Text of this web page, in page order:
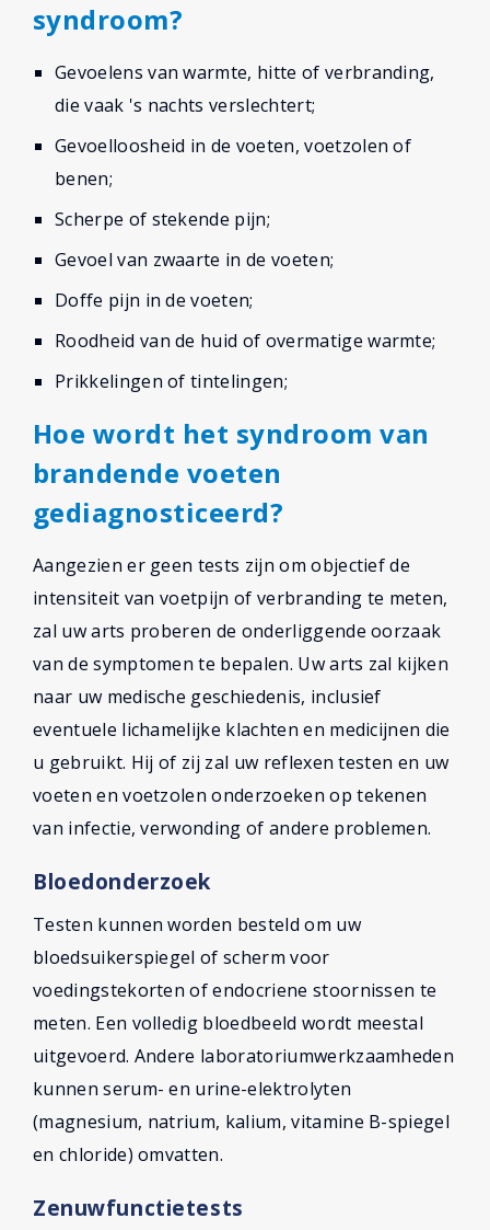
syndroom?
Gevoelens van warmte, hitte of verbranding,
die vaak 's nachts verslechtert;
Gevoelloosheid in de voeten, voetzolen of
benen;
Scherpe of stekende pijn;
Gevoel van zwaarte in de voeten;
Doffe pijn in de voeten;
Roodheid van de huid of overmatige warmte;
Prikkelingen of tintelingen;
Hoe wordt het syndroom van
brandende voeten
gediagnosticeerd?
Aangezien er geen tests zijn om objectief de
intensiteit van voetpijn of verbranding te meten,
zal uw arts proberen de onderliggende oorzaak
van de symptomen te bepalen. Uw arts zal kijken
naar uw medische geschiedenis, inclusief
eventuele lichamelijke klachten en medicijnen die
u gebruikt. Hij of zij zal uw reflexen testen en uw
voeten en voetzolen onderzoeken op tekenen
van infectie, verwonding of andere problemen.
Bloedonderzoek
Testen kunnen worden besteld om uw
bloedsuikerspiegel of scherm voor
voedingstekorten of endocriene stoornissen te
meten. Een volledig bloedbeeld wordt meestal
uitgevoerd. Andere laboratoriumwerkzaamheden
kunnen serum- en urine-elektrolyten
(magnesium, natrium, kalium, vitamine B-spiegel
en chloride) omvatten.
Zenuwfunctietests